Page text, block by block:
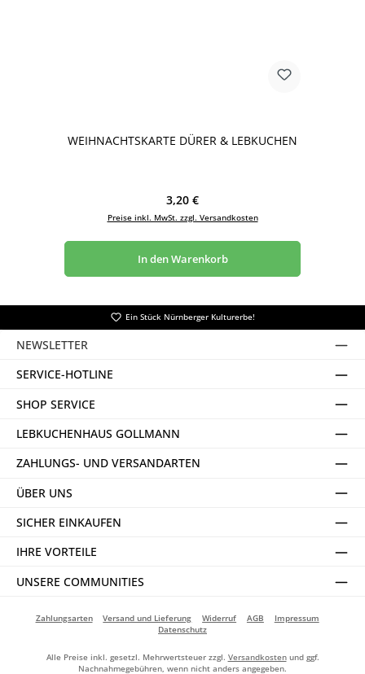
WEIHNACHTSKARTE DÜRER & LEBKUCHEN
Regulärer Preis:
3,20 €
Preise inkl. MwSt. zzgl. Versandkosten
In den Warenkorb
Ein Stück Nürnberger Kulturerbe!
NEWSLETTER
SERVICE-HOTLINE
SHOP SERVICE
LEBKUCHENHAUS GOLLMANN
ZAHLUNGS- UND VERSANDARTEN
ÜBER UNS
SICHER EINKAUFEN
IHRE VORTEILE
UNSERE COMMUNITIES
Zahlungsarten Versand und Lieferung Widerruf AGB
Impressum
Datenschutz
Alle Preise inkl. gesetzl. Mehrwertsteuer zzgl. Versandkostenund ggf.
Nachnahmegebühren, wenn nicht anders angegeben.